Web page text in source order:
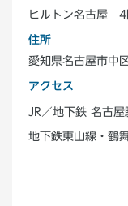
ヒルトン名古屋
住所
愛知県名古屋市中
アクセス
JR／地下鉄 名古
地下鉄東山線・鶴